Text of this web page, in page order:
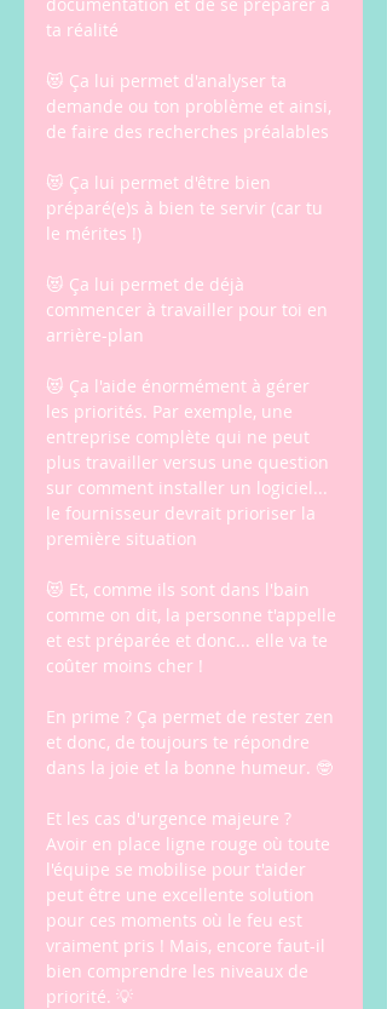
ta réalité
😻 Ça lui permet d'analyser ta
demande ou ton problème et ainsi,
de faire des recherches préalables
😻 Ça lui permet d'être bien
préparé(e)s à bien te servir (car tu
le mérites !)
😻 Ça lui permet de déjà
commencer à travailler pour toi en
arrière-plan
😻 Ça l'aide énormément à gérer
les priorités. Par exemple, une
entreprise complète qui ne peut
plus travailler versus une question
sur comment installer un logiciel...
le fournisseur devrait prioriser la
première situation
😻 Et, comme ils sont dans l'bain
comme on dit, la personne t'appelle
et est préparée et donc... elle va te
coûter moins cher !
En prime ? Ça permet de rester zen
et donc, de toujours te répondre
dans la joie et la bonne humeur. 🤓
Et les cas d'urgence majeure ?
Avoir en place ligne rouge où toute
l'équipe se mobilise pour t'aider
peut être une excellente solution
pour ces moments où le feu est
vraiment pris ! Mais, encore faut-il
bien comprendre les niveaux de
priorité. 💡